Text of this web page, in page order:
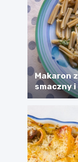
Makaron
smaczny